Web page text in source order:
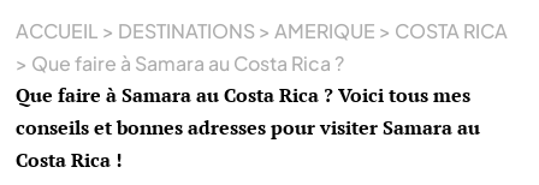
ACCUEIL > DESTINATIONS>AMERIQUE > COSTA RICA
> Que faire à Samara au Costa Rica ?
Que faire à Samara au Costa Rica ? Voici tous mes
conseils et bonnes adresses pour visiter Samara au
Costa Rica !